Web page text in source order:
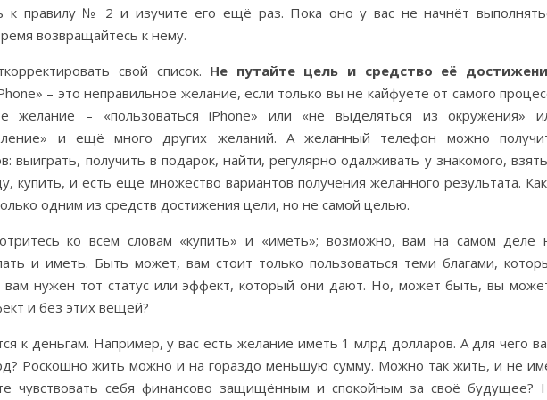
к правилу № 2 и изучите его ещё раз. Пока оно у вас не начнёт
возвращайтесь к нему.
свой список. Не путайте цель и средство её
– это неправильное желание, если только вы не кайфуете от самого
желание – «пользоваться iPhone» или «не выделяться из окружения»
и ещё много других желаний. А желанный телефон можно
выиграть, получить в подарок, найти, регулярно одалживать у знакомого,
купить, и есть ещё множество вариантов получения желанного результата.
одним из средств достижения цели, но не самой целью.
ко всем словам «купить» и «иметь»; возможно, вам на самом деле
и иметь. Быть может, вам стоит только пользоваться теми благами,
нужен тот статус или эффект, который они дают. Но, может быть, вы
и без этих вещей?
к деньгам. Например, у вас есть желание иметь 1 млрд долларов. А для чего
Роскошно жить можно и на гораздо меньшую сумму. Можно так жить, и не
чувствовать себя финансово защищённым и спокойным за своё будущее?